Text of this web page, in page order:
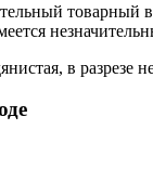
товарный
в